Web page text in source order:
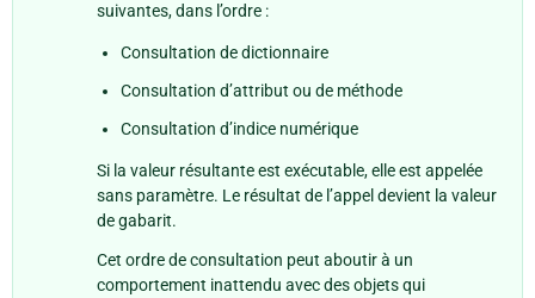
suivantes, dans l’ordre :
Consultation de dictionnaire
Consultation d’attribut ou de méthode
Consultation d’indice numérique
Si la valeur résultante est exécutable, elle est appelée
sans paramètre. Le résultat de l’appel devient la valeur
de gabarit.
Cet ordre de consultation peut aboutir à un
comportement inattendu avec des objets qui